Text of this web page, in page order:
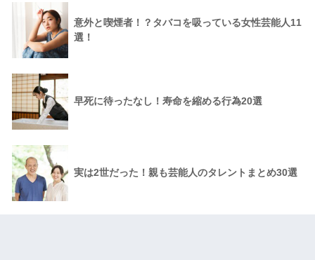
意外と喫煙者！？タバコを吸っている女性芸能人11
選！
早死に待ったなし！寿命を縮める行為20選
実は2世だった！親も芸能人のタレントまとめ30選